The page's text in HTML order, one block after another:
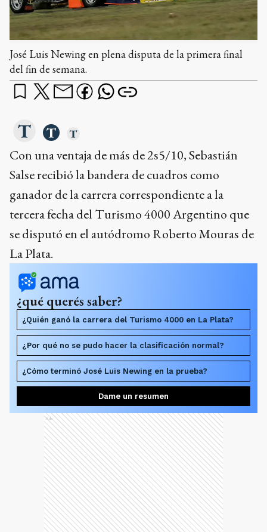
José Luis Newing en plena disputa de la primera final
del fin de semana.
Con una ventaja de más de 2s5/10, Sebastián
Salse recibió la bandera de cuadros como
ganador de la carrera correspondiente a la
tercera fecha del Turismo 4000 Argentino que
se disputó en el autódromo Roberto Mouras de
La Plata.
¿qué querés saber?
¿Quién ganó la carrera del Turismo 4000 en La Plata?
¿Por qué no se pudo hacer la clasificación normal?
¿Cómo terminó José Luis Newing en la prueba?
Dame un resumen
Ads